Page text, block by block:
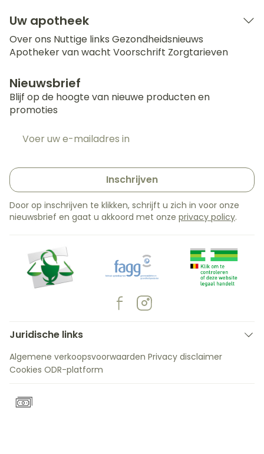
Uw apotheek
Over ons Nuttige links Gezondheidsnieuws
Apotheker van wacht Voorschrift Zorgtarieven
Nieuwsbrief
Blijf op de hoogte van nieuwe producten en
promoties
Inschrijven
Door op inschrijven te klikken, schrijft u zich in voor onze
nieuwsbrief en gaat u akkoord met onze privacy policy.
Juridische links
Algemene verkoopsvoorwaarden Privacy disclaimer
Cookies ODR-platform